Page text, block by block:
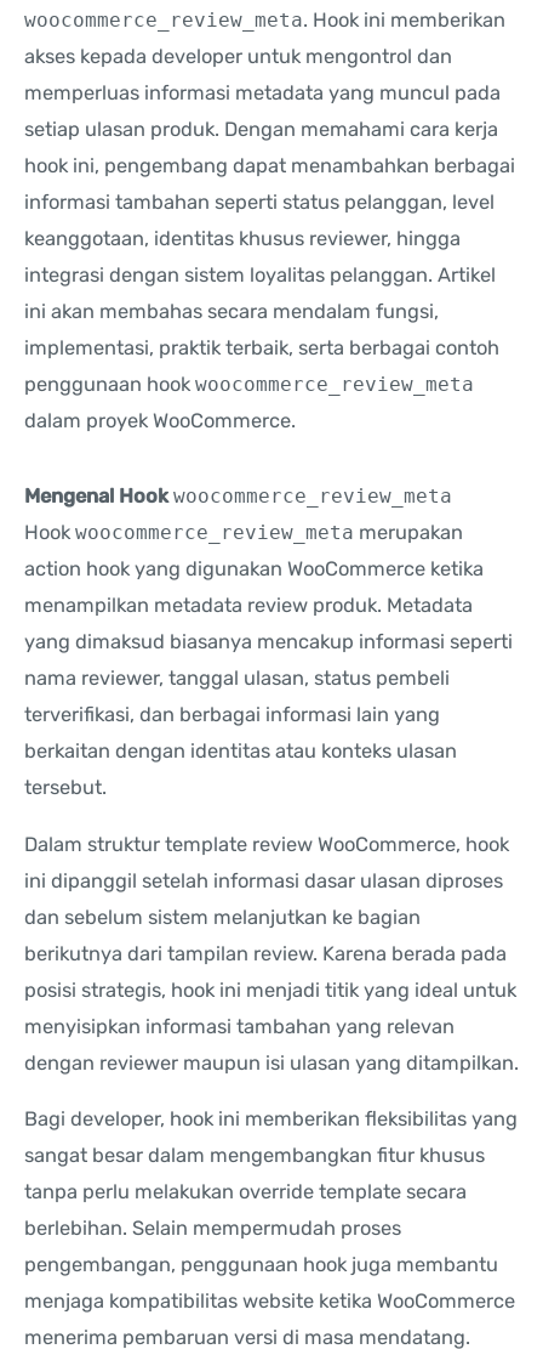
woocommerce_review_meta. Hook ini memberikan
akses kepada developer untuk mengontrol dan
memperluas informasi metadata yang muncul pada
setiap ulasan produk. Dengan memahami cara kerja
hook ini, pengembang dapat menambahkan berbagai
informasi tambahan seperti status pelanggan, level
keanggotaan, identitas khusus reviewer, hingga
integrasi dengan sistem loyalitas pelanggan. Artikel
ini akan membahas secara mendalam fungsi,
implementasi, praktik terbaik, serta berbagai contoh
penggunaan hook woocommerce_review_meta
dalam proyek WooCommerce.
Mengenal Hookwoocommerce_review_meta
Hook woocommerce_review_meta merupakan
action hook yang digunakan WooCommerce ketika
menampilkan metadata review produk. Metadata
yang dimaksud biasanya mencakup informasi seperti
nama reviewer, tanggal ulasan, status pembeli
terverifikasi, dan berbagai informasi lain yang
berkaitan dengan identitas atau konteks ulasan
tersebut.
Dalam struktur template review WooCommerce, hook
ini dipanggil setelah informasi dasar ulasan diproses
dan sebelum sistem melanjutkan ke bagian
berikutnya dari tampilan review. Karena berada pada
posisi strategis, hook ini menjadi titik yang ideal untuk
menyisipkan informasi tambahan yang relevan
dengan reviewer maupun isi ulasan yang ditampilkan.
Bagi developer, hook ini memberikan fleksibilitas yang
sangat besar dalam mengembangkan fitur khusus
tanpa perlu melakukan override template secara
berlebihan. Selain mempermudah proses
pengembangan, penggunaan hook juga membantu
menjaga kompatibilitas website ketika WooCommerce
menerima pembaruan versi di masa mendatang.